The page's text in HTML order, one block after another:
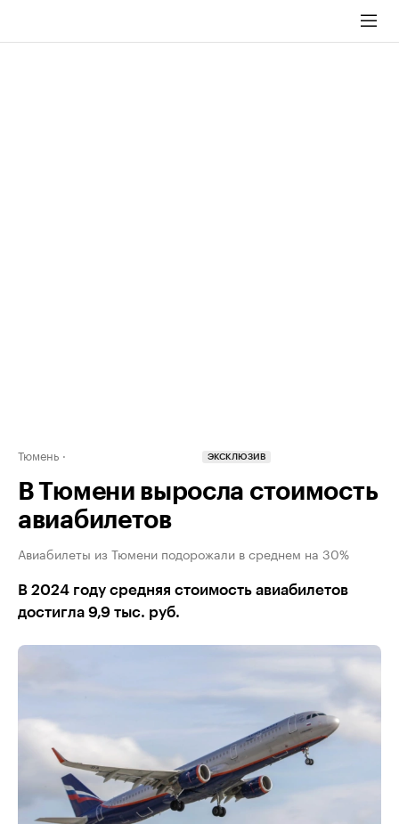
Тюмень ЭКСКЛЮЗИВ
В Тюмени выросла стоимость
авиабилетов
Авиабилеты из Тюмени подорожали в среднем на 30%
В 2024 году средняя стоимость авиабилетов
достигла 9,9 тыс. руб.